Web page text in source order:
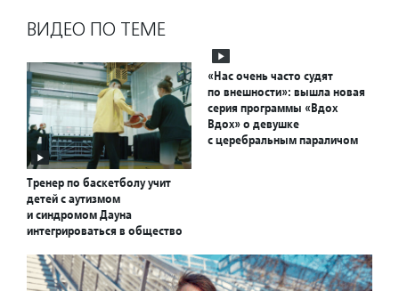
ВИДЕО ПО ТЕМЕ
Тренер по баскетболу учит
детей с аутизмом
и синдромом Дауна
интегрироваться в общество
«Нас очень часто судят
по внешности»: вышла новая
серия программы «Вдох
Вдох» о девушке
с церебральным параличом